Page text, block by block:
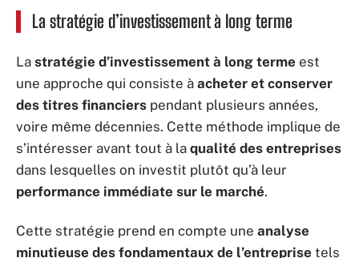
La stratégie d’investissement à long terme
La stratégie d’investissement à long terme est
une approche qui consiste à acheter et conserver
des titres financiers pendant plusieurs années,
voire même décennies. Cette méthode implique de
s’intéresser avant tout à la qualité des entreprises
dans lesquelles on investit plutôt qu’à leur
performance immédiate sur le marché.
Cette stratégie prend en compte une analyse
minutieuse des fondamentaux de l’entreprise tels